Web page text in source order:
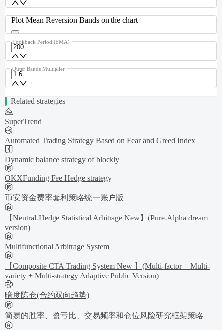
Plot Mean Reversion Bands on the chart
Lookback Period (EMA)
Outer Bands Multiplier
Related strategies
SuperTrend
Automated Trading Strategy Based on Fear and Greed Index
Dynamic balance strategy of blockly
OKXFunding Fee Hedge strategy
币安资金费率套利策略统一账户版
【Neutral-Hedge Statistical Arbitrage New】(Pure-Alpha dream
version)
Multifunctional Arbitrage System
【Composite CTA Trading System New 】(Multi-factor + Multi-
variety + Multi-strategy Adaptive Public Version)
暗度陈仓(合约双向趋势)
简易的胜率、盈亏比、交易频率和仓位风险研究框架策略